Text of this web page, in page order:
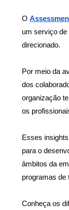
O
um serviço
direcionado.
Por meio da
dos
organização
os
Esses
para o
âmbitos da
programas de
Conheça os